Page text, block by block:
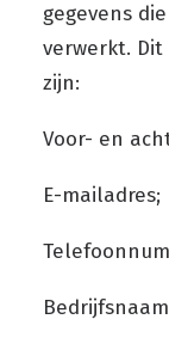
gegevens
verwerkt.
zijn:
Voor- en
E-mailadres;